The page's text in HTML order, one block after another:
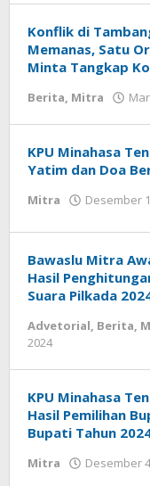
Konflik di
Memanas, Satu
Minta Tangkap
Berita, Mitra
KPU Minahasa
Yatim dan Doa
Mitra Desember
Bawaslu Mitra
Hasil
Suara Pilkada
Advetorial, Berita,
2024
KPU Minahasa
Hasil Pemilihan
Bupati Tahun
Mitra Desember